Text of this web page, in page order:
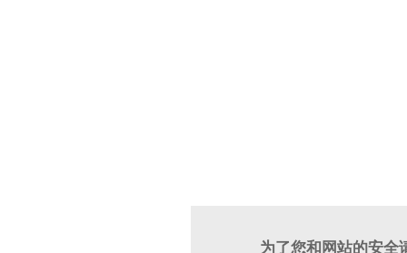
为了您和网站的安全